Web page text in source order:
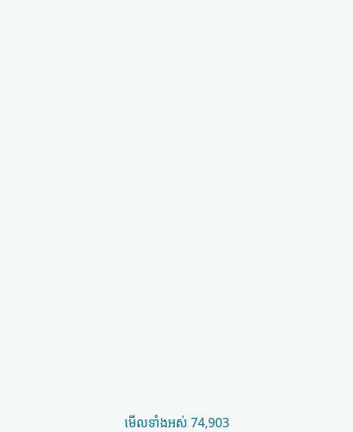
មើល​ទាំងអស់ 74,903